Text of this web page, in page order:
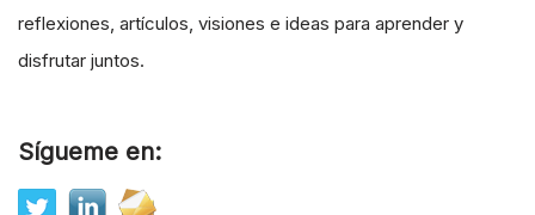
reflexiones, artículos, visiones e ideas para aprender y
disfrutar juntos.
Sígueme en: